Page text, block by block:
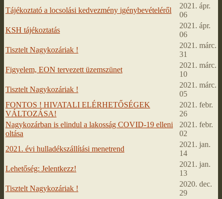
Tájékoztató a locsolási kedvezmény igénybevételéről
2021. ápr.
06
KSH tájékoztatás
2021. ápr.
06
Tisztelt Nagykozáriak !
2021. márc.
31
Figyelem, EON tervezett üzemszünet
2021. márc.
10
Tisztelt Nagykozáriak !
2021. márc.
05
FONTOS ! HIVATALI ELÉRHETŐSÉGEK
VÁLTOZÁSA!
2021. febr.
26
Nagykozárban is elindul a lakosság COVID-19 elleni
oltása
2021. febr.
02
2021. évi hulladékszállítási menetrend
2021. jan.
14
Lehetőség: Jelentkezz!
2021. jan.
13
Tisztelt Nagykozáriak !
2020. dec.
29